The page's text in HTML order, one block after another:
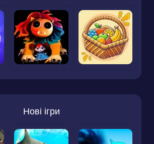
Нові ігри